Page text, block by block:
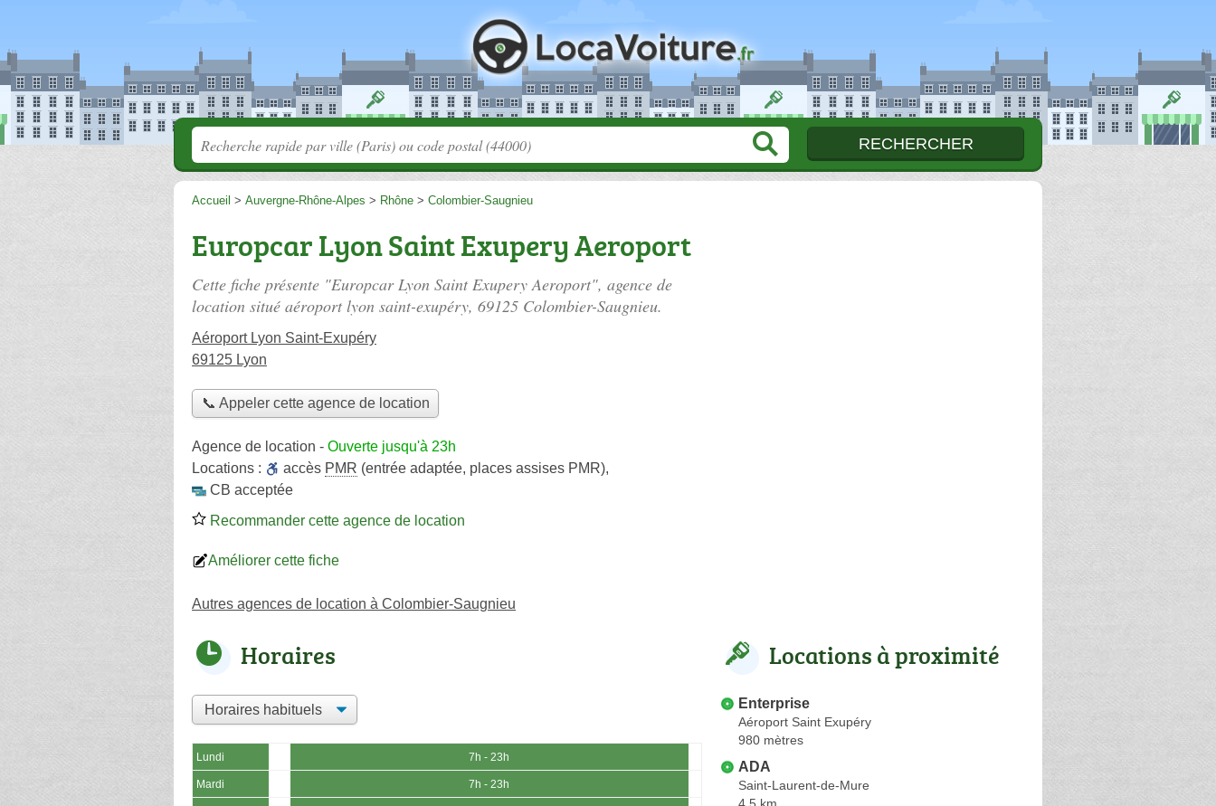
Accueil > Auvergne-Rhône-Alpes > Rhône > Colombier-Saugnieu
Europcar Lyon Saint Exupery Aeroport
Cette fiche présente "Europcar Lyon Saint Exupery Aeroport", agence de
location situé aéroport lyon saint-exupéry, 69125 Colombier-Saugnieu.
Aéroport Lyon Saint-Exupéry
69125 Lyon
📞 Appeler cette agence de location
Agence de location - Ouverte jusqu'à 23h
Locations :
accès PMR (entrée adaptée, places assises PMR),
CB acceptée
Recommander cette agence de location
Améliorer cette fiche
Autres agences de location à Colombier-Saugnieu
Horaires
Lundi 7h - 23h
Mardi 7h - 23h
Locations à proximité
Enterprise
Aéroport Saint Exupéry
980 mètres
ADA
Saint-Laurent-de-Mure
4.5 km